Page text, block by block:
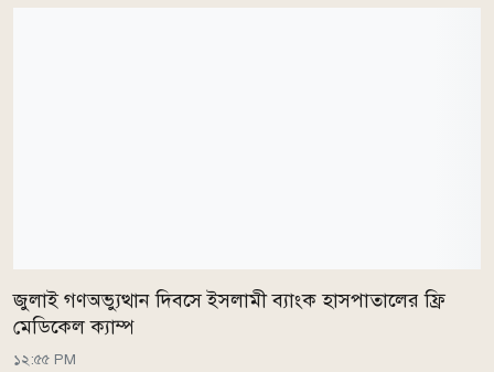
জুলাই গণঅভ্যুত্থান দিবসে ইসলামী ব্যাংক হাসপাতালের ফ্রি
মেডিকেল ক্যাম্প
১২:৫৫ PM